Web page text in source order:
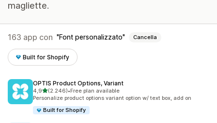
magliette.
163 app con Font personalizzato Cancella
Built for Shopify
OPTIS Product Options, Variant
4,9stelle su 5
(2.246)
2246 recensioni totali
•Free plan available
Personalize product options variant option w/ text box, add on
Built for Shopify